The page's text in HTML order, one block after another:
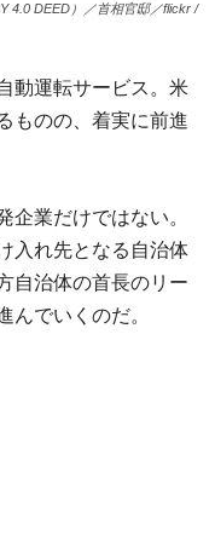
4.0 DEED）／首相官邸／flickr /
動運転サービス。米
ものの、着実に前進
企業だけではない。
入れ先となる自治体
自治体の首長のリー
んでいくのだ。